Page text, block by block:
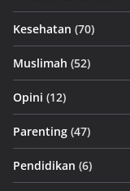
Kesehatan (70)
Muslimah (52)
Opini (12)
Parenting (47)
Pendidikan (6)